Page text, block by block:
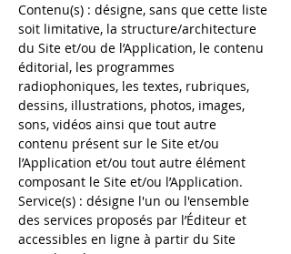
Contenu(s) : désigne, sans que cette liste
soit limitative, la structure/architecture
du Site et/ou de l’Application, le contenu
éditorial, les programmes
radiophoniques, les textes, rubriques,
dessins, illustrations, photos, images,
sons, vidéos ainsi que tout autre
contenu présent sur le Site et/ou
l’Application et/ou tout autre élément
composant le Site et/ou l’Application.
Service(s) : désigne l'un ou l'ensemble
des services proposés par l’Éditeur et
accessibles en ligne à partir du Site